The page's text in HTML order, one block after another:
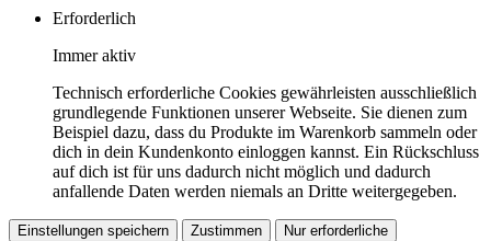
Erforderlich
Immer aktiv
Technisch erforderliche Cookies gewährleisten ausschließlich
grundlegende Funktionen unserer Webseite. Sie dienen zum
Beispiel dazu, dass du Produkte im Warenkorb sammeln oder
dich in dein Kundenkonto einloggen kannst. Ein Rückschluss
auf dich ist für uns dadurch nicht möglich und dadurch
anfallende Daten werden niemals an Dritte weitergegeben.
Einstellungen speichern Zustimmen Nur erforderliche